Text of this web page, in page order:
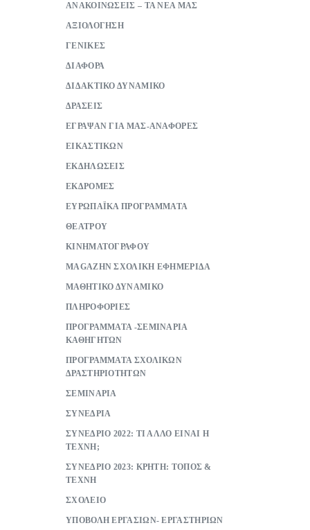
ΑΝΑΚΟΙΝΩΣΕΙΣ – ΤΑ ΝΕΑ ΜΑΣ
ΑΞΙΟΛΟΓΗΣΗ
ΓΕΝΙΚΕΣ
ΔΙΑΦΟΡΑ
ΔΙΔΑΚΤΙΚΟ ΔΥΝΑΜΙΚΟ
ΔΡΑΣΕΙΣ
ΕΓΡΑΨΑΝ ΓΙΑ ΜΑΣ-ΑΝΑΦΟΡΕΣ
ΕΙΚΑΣΤΙΚΩΝ
ΕΚΔΗΛΩΣΕΙΣ
ΕΚΔΡΟΜΕΣ
ΕΥΡΩΠΑΪΚΑ ΠΡΟΓΡΑΜΜΑΤΑ
ΘΕΑΤΡΟΥ
ΚΙΝΗΜΑΤΟΓΡΑΦΟΥ
ΜAGAZHN ΣΧΟΛΙΚΗ ΕΦΗΜΕΡΙΔΑ
ΜΑΘΗΤΙΚΟ ΔΥΝΑΜΙΚΟ
ΠΛΗΡΟΦΟΡΙΕΣ
ΠΡΟΓΡΑΜΜΑΤΑ -ΣΕΜΙΝΑΡΙΑ
ΚΑΘΗΓΗΤΩΝ
ΠΡΟΓΡΑΜΜΑΤΑ ΣΧΟΛΙΚΩΝ
ΔΡΑΣΤΗΡΙΟΤΗΤΩΝ
ΣΕΜΙΝΑΡΙΑ
ΣΥΝΕΔΡΙΑ
ΣΥΝΕΔΡΙΟ 2022: ΤΙ ΑΛΛΟ ΕΙΝΑΙ Η
ΤΕΧΝΗ;
ΣΥΝΕΔΡΙΟ 2023: ΚΡΗΤΗ: ΤΟΠΟΣ &
ΤΕΧΝΗ
ΣΧΟΛΕΙΟ
ΥΠΟΒΟΛΗ ΕΡΓΑΣΙΩΝ- ΕΡΓΑΣΤΗΡΙΩΝ